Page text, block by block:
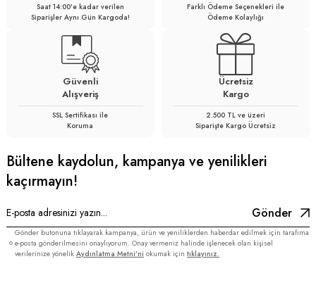
Saat 14:00'e kadar verilen
Siparişler Aynı Gün Kargoda!
Farklı Ödeme Seçenekleri ile
Ödeme Kolaylığı
Güvenli
Alışveriş
SSL Sertifikası ile
Koruma
Ücretsiz
Kargo
2.500 TL ve üzeri
Siparişte Kargo Ücretsiz
Bültene kaydolun, kampanya ve yenilikleri
kaçırmayın!
Gönder
Gönder butonuna tıklayarak kampanya, ürün ve yeniliklerden haberdar edilmek için tarafıma
e-posta gönderilmesini onaylıyorum. Onay vermeniz halinde işlenecek olan kişisel
verilerinize yönelik Aydınlatma Metni’ni okumak için tıklayınız.